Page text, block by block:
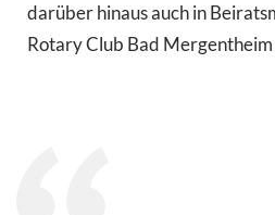
darüber hinaus auch in
Rotary Club Bad Mergentheim